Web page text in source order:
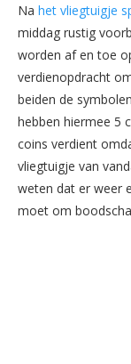
Na het vliegtuigje
middag rustig
worden af en toe
verdienopdracht
beiden de
hebben hiermee 5
coins verdient
vliegtuigje van
weten dat er weer
moet om